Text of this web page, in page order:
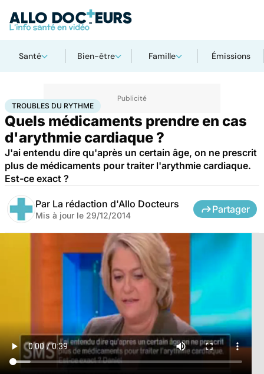
Santé Bien-être Famille Émissions
AccueilSantéTroubles du rythme
TROUBLES DU RYTHME
Quels médicaments prendre en cas
d'arythmie cardiaque ?
J'ai entendu dire qu'après un certain âge, on ne prescrit
plus de médicaments pour traiter l'arythmie cardiaque.
Est-ce exact ?
Par La rédaction d'Allo Docteurs
Mis à jour le 29/12/2014
Partager